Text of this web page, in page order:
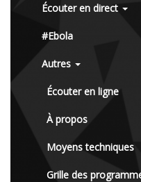
Écouter en direct
#Ebola
Autres
Écouter en ligne
À propos
Moyens techniques
Grille des